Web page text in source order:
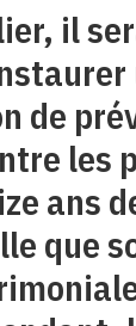
il
de
les
ans
que